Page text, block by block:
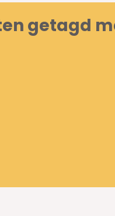
getagd